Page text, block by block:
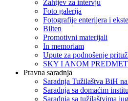
Zahtjev za intervju
Foto galerija
Fotografije enterijera i
Bilten
Promotivni materijali
In memoriam
Upute za podnošenje
SKY I ANOM
Pravna saradnja
Saradnja Tužilaštva BiH
Saradnja sa domaćim
Saradnja sa tužilaštvima